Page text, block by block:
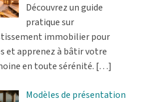
Découvrez un guide
pratique sur
immobilier pour
et apprenez à bâtir votre
en toute sérénité. […]
Modèles de présentation